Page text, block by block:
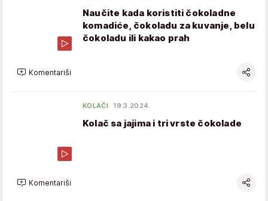
Naučite kada koristiti čokoladne
komadiće, čokoladu za kuvanje, belu
čokoladu ili kakao prah
Komentariši
KOLAČI 19.3.2024.
Kolač sa jajima i tri vrste čokolade
Komentariši